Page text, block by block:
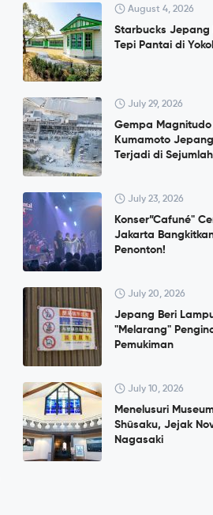
August 4, 2026
Starbucks Jepang
Tepi Pantai di
July 29, 2026
Gempa
Kumamoto
Terjadi di
July 23, 2026
Konser”Cafuné"
Jakarta Bangkitkan
Penonton!
July 20, 2026
Jepang Beri
"Melarang"
Pemukiman
July 10, 2026
Menelusuri
Shūsaku, Jejak
Nagasaki